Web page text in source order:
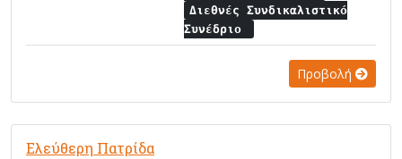
Διεθνές Συνδικαλιστικό
Συνέδριο
Προβολή
Ελεύθερη Πατρίδα